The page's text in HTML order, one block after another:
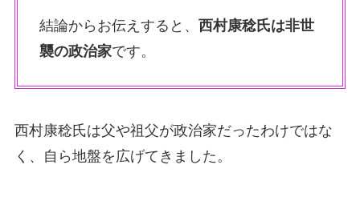
結論からお伝えすると、 西村康稔氏は非世
襲の政治家です。
西村康稔氏は父や祖父が政治家だったわけではな
く、自ら地盤を広げてきました。